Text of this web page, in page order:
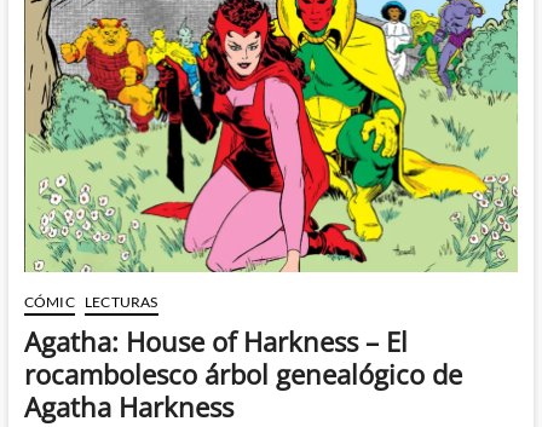
héroes
de
mas
allá
de
las
estrellas
la
Teoría
del
Caos
CÓMIC LECTURAS
Agatha: House of Harkness – El
rocambolesco árbol genealógico de
Agatha Harkness